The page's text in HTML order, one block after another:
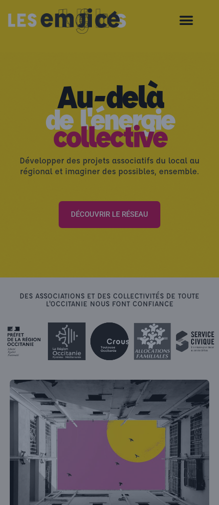
Au-delà
de l'énergie
collective
Développer des projets associatifs du local au
régional et imaginer des possibles, ensemble.
DÉCOUVRIR LE RÉSEAU
DES ASSOCIATIONS ET DES COLLECTIVITÉS DE TOUTE
L'OCCITANIE NOUS FONT CONFIANCE